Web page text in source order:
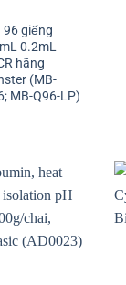
giếng
0.2mL
hãng
(MB-
MB-Q96-LP)